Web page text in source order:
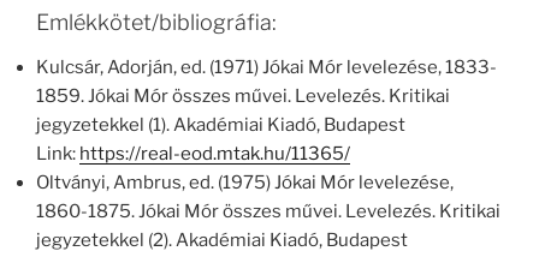
Emlékkötet/bibliográfia:
Kulcsár, Adorján, ed. (1971) Jókai Mór levelezése, 1833-
1859. Jókai Mór összes művei. Levelezés. Kritikai
jegyzetekkel (1). Akadémiai Kiadó, Budapest
Link: https://real-eod.mtak.hu/11365/
Oltványi, Ambrus, ed. (1975) Jókai Mór levelezése,
1860-1875. Jókai Mór összes művei. Levelezés. Kritikai
jegyzetekkel (2). Akadémiai Kiadó, Budapest